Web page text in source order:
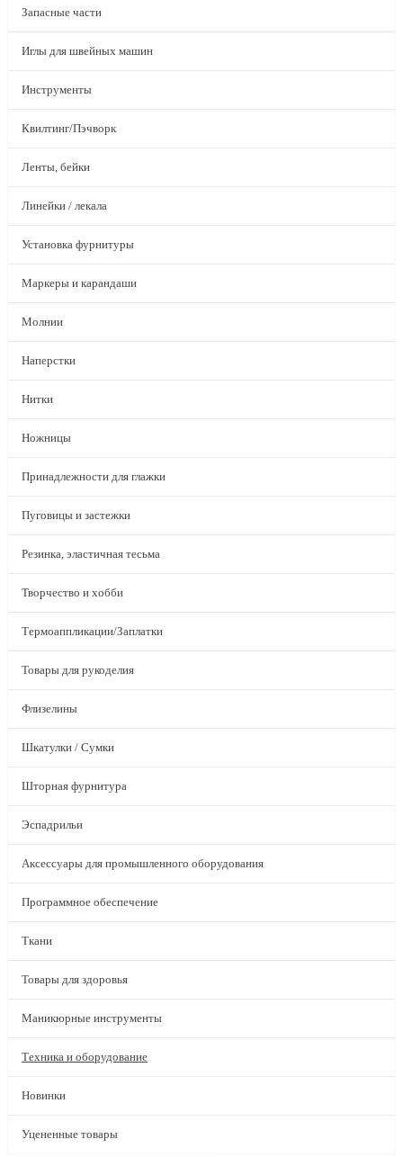
Запасные части
Иглы для швейных машин
Инструменты
Квилтинг/Пэчворк
Ленты, бейки
Линейки / лекала
Установка фурнитуры
Маркеры и карандаши
Молнии
Наперстки
Нитки
Ножницы
Принадлежности для глажки
Пуговицы и застежки
Резинка, эластичная тесьма
Творчество и хобби
Термоаппликации/Заплатки
Товары для рукоделия
Флизелины
Шкатулки / Сумки
Шторная фурнитура
Эспадрильи
Аксессуары для промышленного оборудования
Программное обеспечение
Ткани
Товары для здоровья
Маникюрные инструменты
Техника и оборудование
Новинки
Уцененные товары